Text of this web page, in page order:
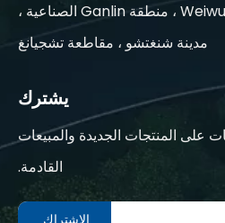
العنوان: رقم 3 Weiwu Road ، منطقة Ganlin الصناعية ،
مدينة شنغتشو ، مقاطعة تشجيانغ
يشترك
على المنتجات الجديدة والمبيعات
القادمة.
الاشتراك